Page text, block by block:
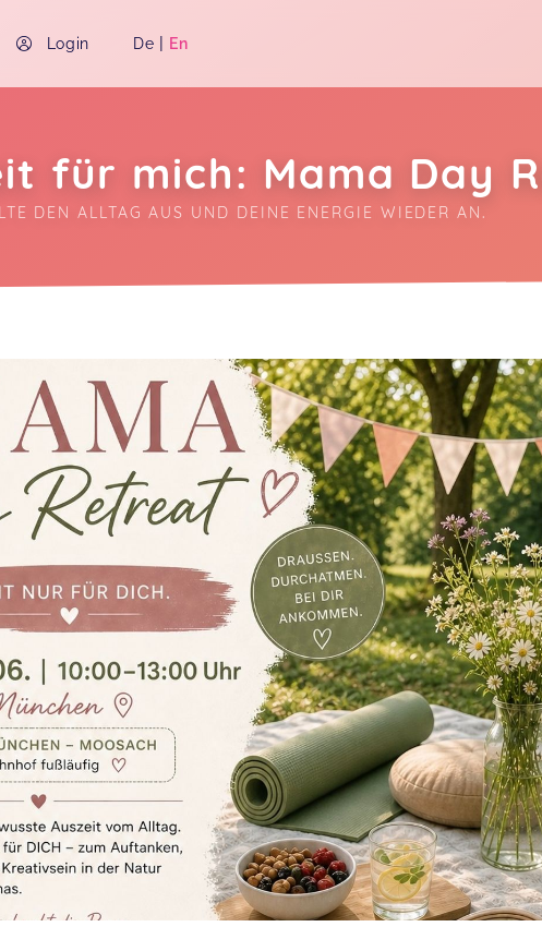
Login De | En
für mich: Mama Day
DEN ALLTAG AUS UND DEINE ENERGIE WIEDER AN.